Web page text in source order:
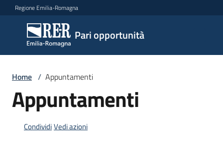
Vai al contenuto
Vai alla navigazione
Vai al footer
Regione Emilia-Romagna
Pari opportunità
Pari
opportunità
Novità
Home / Appuntamenti
Appuntamenti
CondividiVedi azioni